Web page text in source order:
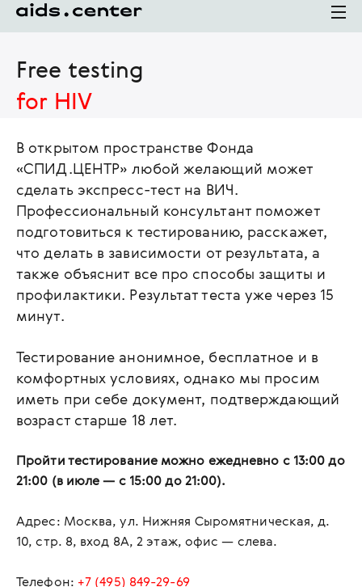
Free testing
for HIV
В открытом пространстве Фонда
«СПИД.ЦЕНТР» любой желающий может
сделать экспресс-тест на ВИЧ.
Профессиональный консультант поможет
подготовиться к тестированию, расскажет,
что делать в зависимости от результата, а
также объяснит все про способы защиты и
профилактики. Результат теста уже через 15
минут.
Тестирование анонимное, бесплатное и в
комфортных условиях, однако мы просим
иметь при себе документ, подтверждающий
возраст старше 18 лет.
Пройти тестирование можно ежедневно с 13:00 до
21:00 (в июле — с 15:00 до 21:00).
Адрес: Москва, ул. Нижняя Сыромятническая, д.
10, стр. 8, вход 8А, 2 этаж, офис — слева.
Телефон: +7 (495) 849-29-69